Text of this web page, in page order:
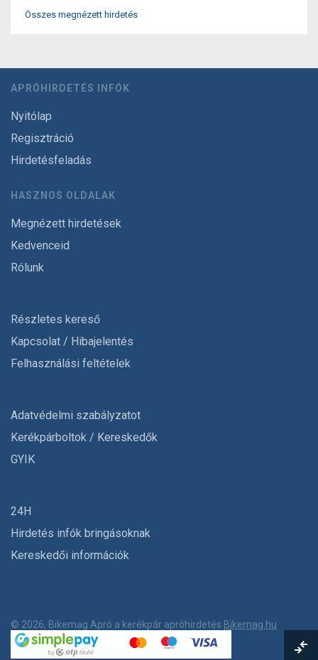
Összes megnézett hirdetés
APRÓHIRDETÉS INFÓK
Nyitólap
Regisztráció
Hirdetésfeladás
HASZNOS OLDALAK
Megnézett hirdetések
Kedvenceid
Rólunk
Részletes kereső
Kapcsolat / Hibajelentés
Felhasználási feltételek
Adatvédelmi szabályzatot
Kerékpárboltok / Kereskedők
GYIK
24H
Hirdetés infók bringásoknak
Kereskedői információk
© 2026, Bikemag Apró a kerékpár apróhirdetés Bikemag.hu